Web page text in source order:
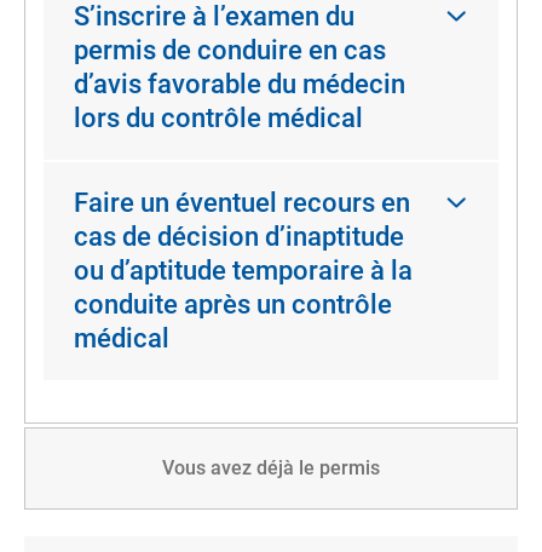
S’inscrire à l’examen du
permis de conduire en cas
d’avis favorable du médecin
lors du contrôle médical
Faire un éventuel recours en
cas de décision d’inaptitude
ou d’aptitude temporaire à la
conduite après un contrôle
médical
Vous avez déjà le permis